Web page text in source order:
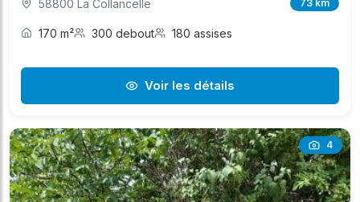
58800 La Collancelle 73 km
170 m² 300 debout 180 assises
Voir les détails
4